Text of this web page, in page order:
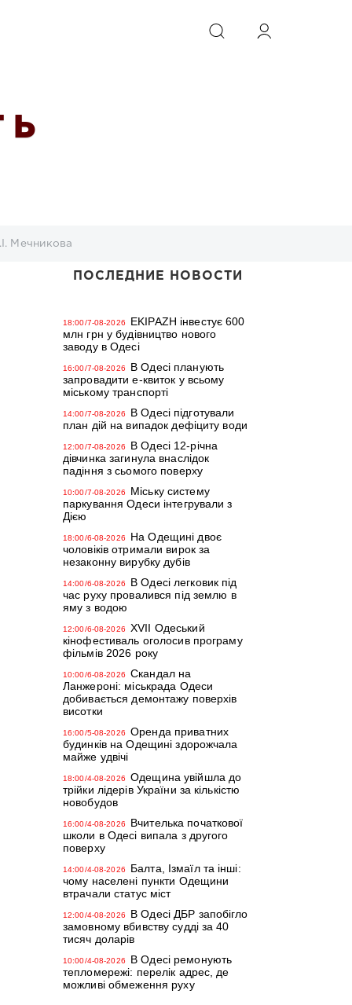
ИСКАТЬ
Ь
Мечникова
ПОСЛЕДНИЕ НОВОСТИ
18:00/7-08-2026
EKIPAZH інвестує 600
млн грн у будівництво нового
заводу в Одесі
16:00/7-08-2026
В Одесі планують
запровадити е-квиток у всьому
міському транспорті
14:00/7-08-2026
В Одесі підготували
план дій на випадок дефіциту води
12:00/7-08-2026
В Одесі 12-річна
дівчинка загинула внаслідок
падіння з сьомого поверху
10:00/7-08-2026
Міську систему
паркування Одеси інтегрували з
Дією
18:00/6-08-2026
На Одещині двоє
чоловіків отримали вирок за
незаконну вирубку дубів
14:00/6-08-2026
В Одесі легковик під
час руху провалився під землю в
яму з водою
12:00/6-08-2026
XVII Одеський
кінофестиваль оголосив програму
фільмів 2026 року
10:00/6-08-2026
Скандал на
Ланжероні: міськрада Одеси
добивається демонтажу поверхів
висотки
16:00/5-08-2026
Оренда приватних
будинків на Одещині здорожчала
майже удвічі
18:00/4-08-2026
Одещина увійшла до
трійки лідерів України за кількістю
новобудов
16:00/4-08-2026
Вчителька початкової
школи в Одесі випала з другого
поверху
14:00/4-08-2026
Балта, Ізмаїл та інші:
чому населені пункти Одещини
втрачали статус міст
12:00/4-08-2026
В Одесі ДБР запобігло
замовному вбивству судді за 40
тисяч доларів
10:00/4-08-2026
В Одесі ремонують
тепломережі: перелік адрес, де
можливі обмеження руху